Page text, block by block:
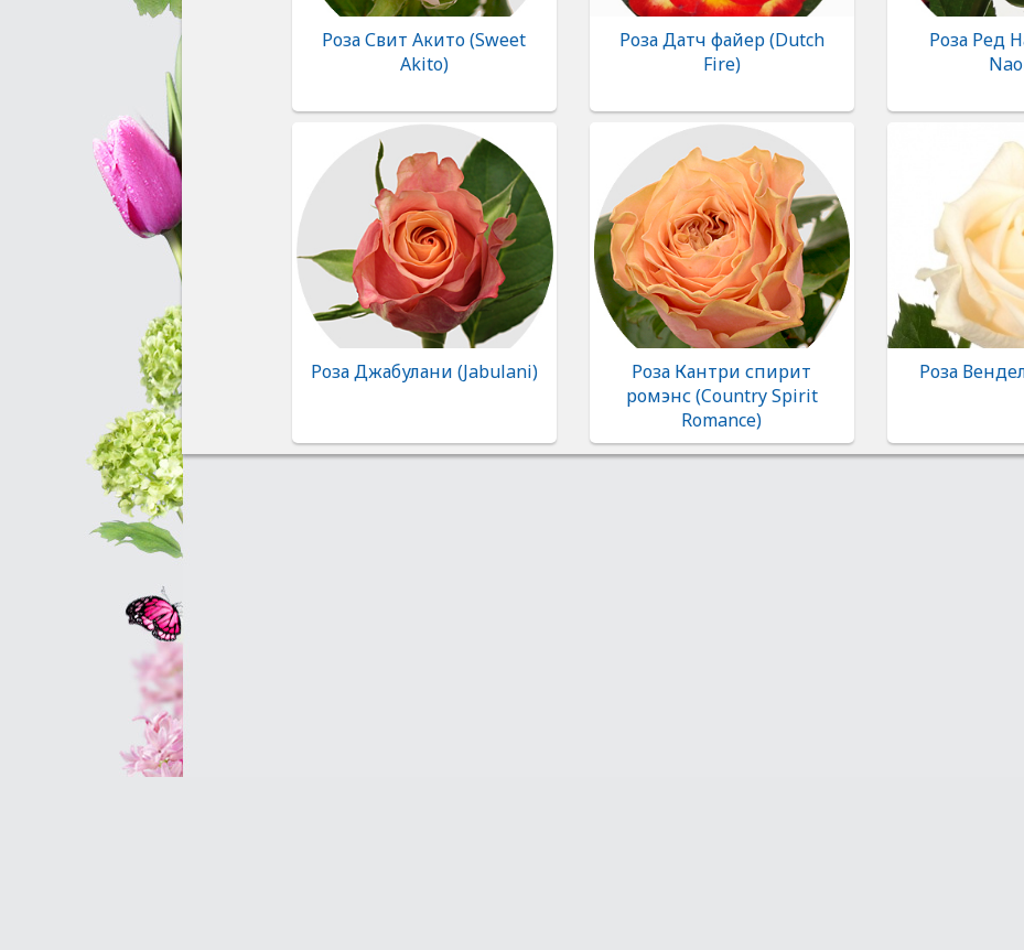
Роза Свит Акито (Sweet
Akito)
Роза Датч файер (Dutch
Fire)
Роза Ред
Роза Джабулани (Jabulani)
Роза Кантри спирит
ромэнс (Country Spirit
Romance)
Роза